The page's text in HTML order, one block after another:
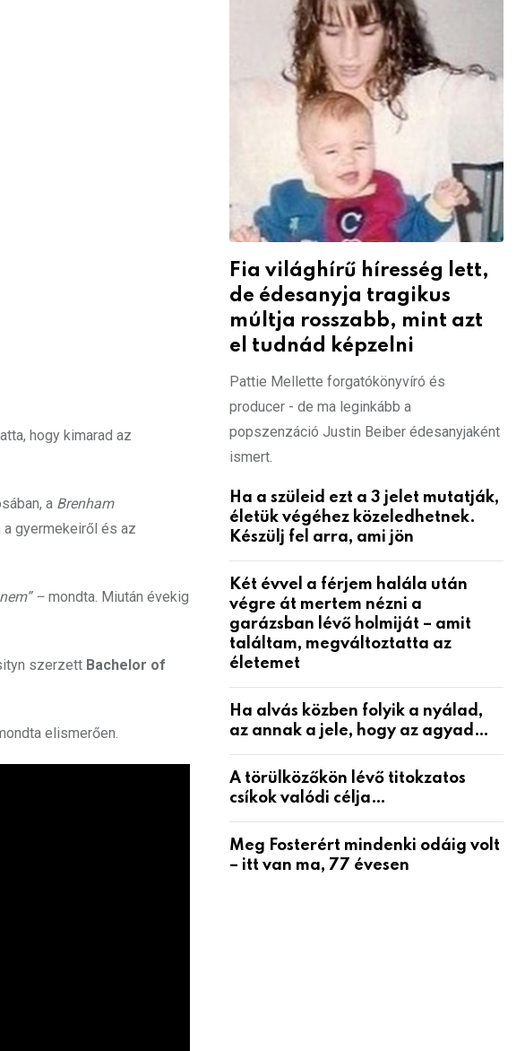
hogy kimarad az
a Brenham
a gyermekeiről és az
– mondta. Miután évekig
szerzett Bachelor of
elismerően.
Fia világhírű híresség lett,
de édesanyja tragikus
múltja rosszabb, mint azt
el tudnád képzelni
Pattie Mellette forgatókönyvíró és
producer - de ma leginkább a
popszenzáció Justin Beiber édesanyjaként
ismert.
Ha a szüleid ezt a 3 jelet mutatják,
életük végéhez közeledhetnek.
Készülj fel arra, ami jön
Két évvel a férjem halála után
végre át mertem nézni a
garázsban lévő holmiját – amit
találtam, megváltoztatta az
életemet
Ha alvás közben folyik a nyálad,
az annak a jele, hogy az agyad…
A törülközőkön lévő titokzatos
csíkok valódi célja…
Meg Fosterért mindenki odáig volt
– itt van ma, 77 évesen